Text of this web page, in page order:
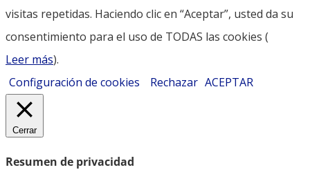
visitas repetidas. Haciendo clic en “Aceptar”, usted da su
consentimiento para el uso de TODAS las cookies (
Leer más).
Configuración de cookies
Rechazar ACEPTAR
Cerrar
Resumen de privacidad